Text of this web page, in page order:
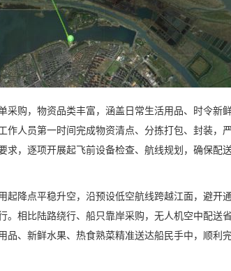
采购，物资品类丰富，涵盖日常生活用品、时令新
作人员第一时间完成物资清点、分拣打包、封装，
求，逐项开展起飞前设备检查、航线规划，确保配
起降点平稳升空，沿预设低空航线跨越江面，避开
相比陆路绕行、船只靠岸采购，无人机空中配送省
品、新鲜水果、热食熟菜精准送达船民手中，顺利